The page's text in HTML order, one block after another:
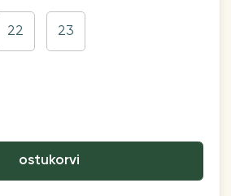
22 23
ostukorvi